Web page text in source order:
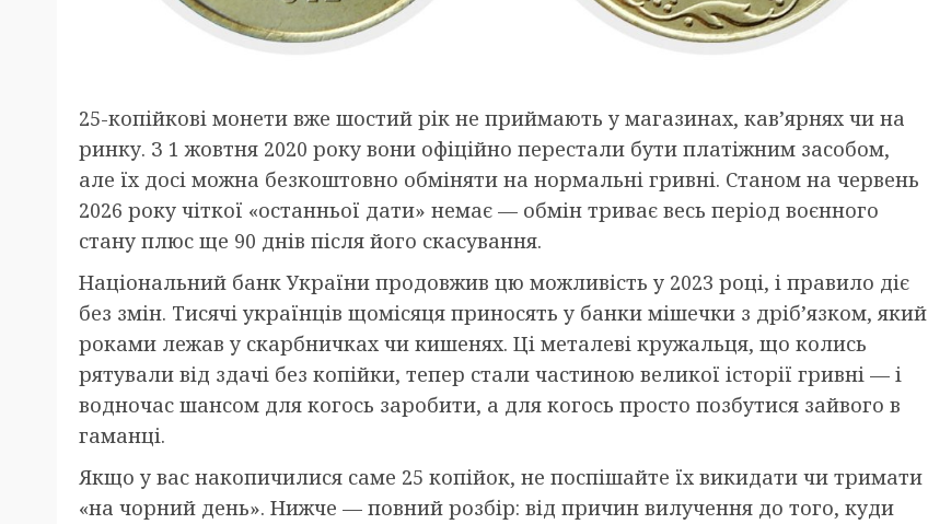
25-копійкові монети вже шостий рік не приймають у магазинах, кав’ярнях чи на
ринку. З 1 жовтня 2020 року вони офіційно перестали бути платіжним засобом,
але їх досі можна безкоштовно обміняти на нормальні гривні. Станом на червень
2026 року чіткої «останньої дати» немає — обмін триває весь період воєнного
стану плюс ще 90 днів після його скасування.
Національний банк України продовжив цю можливість у 2023 році, і правило діє
без змін. Тисячі українців щомісяця приносять у банки мішечки з дріб’язком, який
роками лежав у скарбничках чи кишенях. Ці металеві кружальця, що колись
рятували від здачі без копійки, тепер стали частиною великої історії гривні — і
водночас шансом для когось заробити, а для когось просто позбутися зайвого в
гаманці.
Якщо у вас накопичилися саме 25 копійок, не поспішайте їх викидати чи тримати
«на чорний день». Нижче — повний розбір: від причин вилучення до того, куди